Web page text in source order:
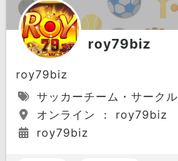
roy79biz
roy79biz
サッカーチーム・サークル
オンライン ： roy79biz
roy79biz